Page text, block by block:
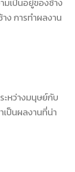
มเป็นอยู่ของช้าง
ง การทำผลงาน
ะหว่างมนุษย์กับ
เป็นผลงานที่น่า